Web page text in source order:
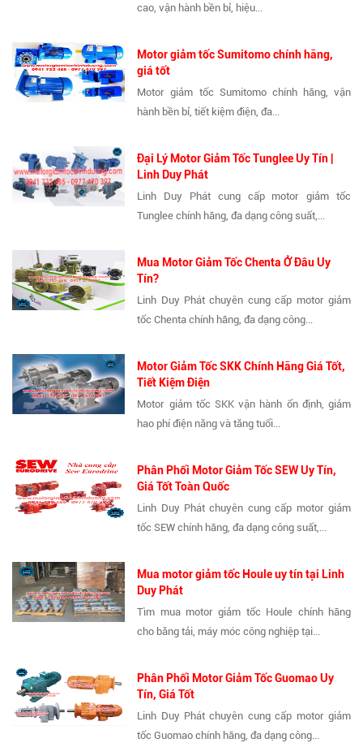
cao, vận hành bền bỉ, hiệu...
Motor giảm tốc Sumitomo chính hãng,
giá tốt
Motor giảm tốc Sumitomo chính hãng, vận
hành bền bỉ, tiết kiệm điện, đa...
Đại Lý Motor Giảm Tốc Tunglee Uy Tín |
Linh Duy Phát
Linh Duy Phát cung cấp motor giảm tốc
Tunglee chính hãng, đa dạng công suất,...
Mua Motor Giảm Tốc Chenta Ở Đâu Uy
Tín?
Linh Duy Phát chuyên cung cấp motor giảm
tốc Chenta chính hãng, đa dạng công...
Motor Giảm Tốc SKK Chính Hãng Giá Tốt,
Tiết Kiệm Điện
Motor giảm tốc SKK vận hành ổn định, giảm
hao phí điện năng và tăng tuổi...
Phân Phối Motor Giảm Tốc SEW Uy Tín,
Giá Tốt Toàn Quốc
Linh Duy Phát chuyên cung cấp motor giảm
tốc SEW chính hãng, đa dạng công suất,...
Mua motor giảm tốc Houle uy tín tại Linh
Duy Phát
Tìm mua motor giảm tốc Houle chính hãng
cho băng tải, máy móc công nghiệp tại...
Phân Phối Motor Giảm Tốc Guomao Uy
Tín, Giá Tốt
Linh Duy Phát chuyên cung cấp motor giảm
tốc Guomao chính hãng, đa dạng công...